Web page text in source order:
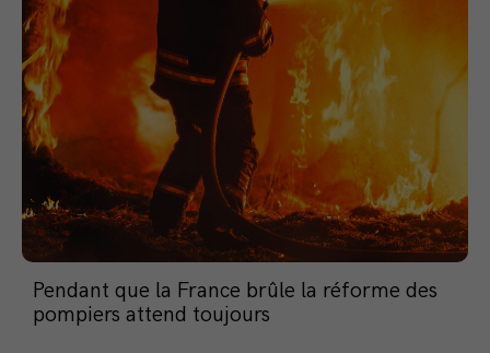
Pendant que la France brûle la réforme des
pompiers attend toujours